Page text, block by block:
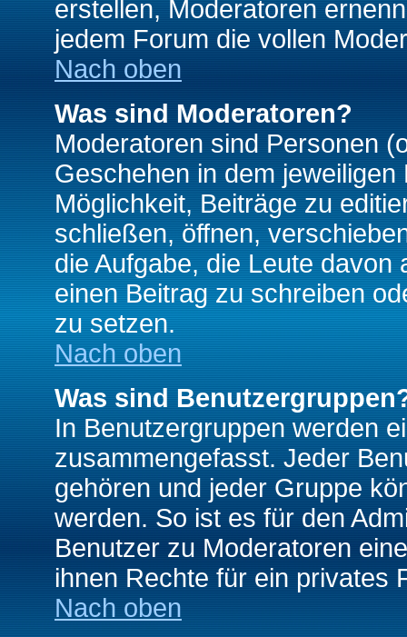
erstellen, Moderatoren
jedem Forum die vollen
Nach oben
Was sind Moderatoren?
Moderatoren sind Personen
Geschehen in dem
Möglichkeit, Beiträge zu
schließen, öffnen,
die Aufgabe, die Leute
einen Beitrag zu schreiben
zu setzen.
Nach oben
Was sind
In Benutzergruppen werden
zusammengefasst. Jeder
gehören und jeder Gruppe
werden. So ist es für den
Benutzer zu Moderatoren
ihnen Rechte für ein privates
Nach oben